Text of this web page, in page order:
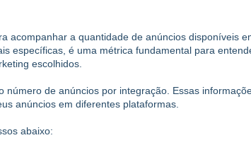
acompanhar a quantidade de anúncios disponíveis
específicas, é uma métrica fundamental para
escolhidos.
de anúncios por integração. Essas
anúncios em diferentes plataformas.
abaixo: